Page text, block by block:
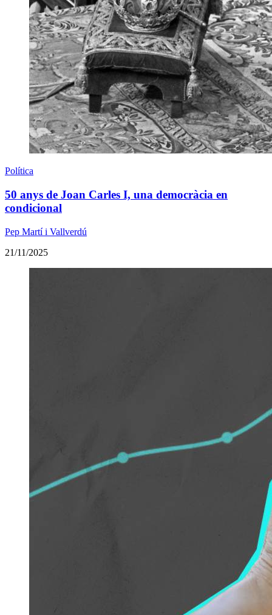
Política
50 anys de Joan Carles I, una democràcia en
condicional
Pep Martí i Vallverdú
21/11/2025